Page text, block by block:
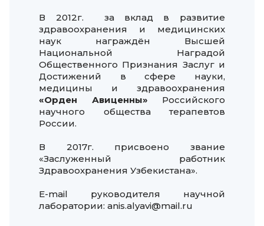
В 2012г. за вклад в развитие
здравоохранения и медицинских
наук награждён Высшей
Национальной Наградой
Общественного Признания Заслуг и
Достижений в сфере науки,
медицины и здравоохранения
«Орден Авиценны» Российского
научного общества терапевтов
России.
В 2017г. присвоено звание
«Заслуженный работник
Здравоохранения Узбекистана».
Е-mail руководителя научной
лаборатории: anis.alyavi@mail.ru